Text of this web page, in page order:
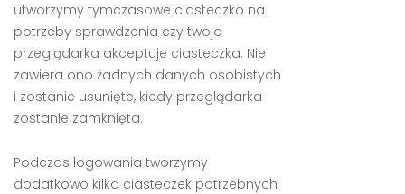
utworzymy tymczasowe ciasteczko na
potrzeby sprawdzenia czy twoja
przeglądarka akceptuje ciasteczka. Nie
zawiera ono żadnych danych osobistych
i zostanie usunięte, kiedy przeglądarka
zostanie zamknięta.
Podczas logowania tworzymy
dodatkowo kilka ciasteczek potrzebnych